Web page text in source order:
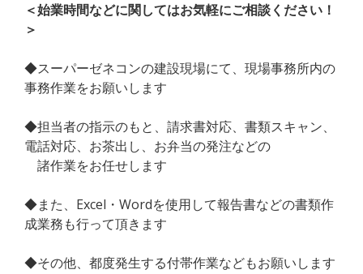
＜始業時間などに関してはお気軽にご相談ください！
＞
◆スーパーゼネコンの建設現場にて、現場事務所内の
事務作業をお願いします
◆担当者の指示のもと、請求書対応、書類スキャン、
電話対応、お茶出し、お弁当の発注などの
諸作業をお任せします
◆また、Excel・Wordを使用して報告書などの書類作
成業務も行って頂きます
◆その他、都度発生する付帯作業などもお願いします